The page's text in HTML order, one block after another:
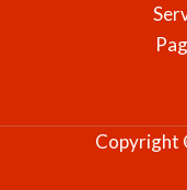
Copyright